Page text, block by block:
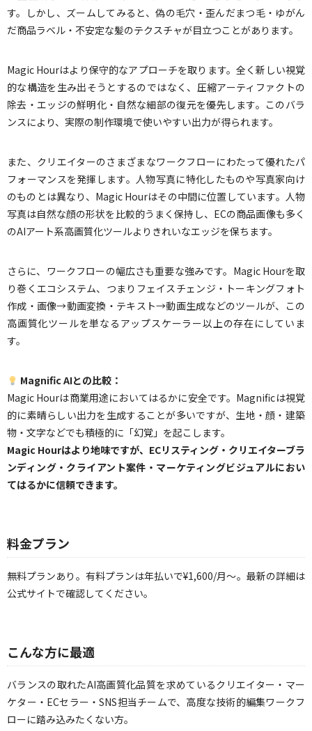
す。しかし、ズームしてみると、偽の毛穴・歪んだまつ毛・ゆがん
だ商品ラベル・不安定な髪のテクスチャが目立つことがあります。
Magic Hourはより保守的なアプローチを取ります。全く新しい視覚
的な構造を生み出そうとするのではなく、圧縮アーティファクトの
除去・エッジの鮮明化・自然な細部の復元を優先します。このバラ
ンスにより、実際の制作環境で使いやすい出力が得られます。
また、クリエイターのさまざまなワークフローにわたって優れたパ
フォーマンスを発揮します。人物写真に特化したものや写真家向け
のものとは異なり、Magic Hourはその中間に位置しています。人物
写真は自然な顔の形状を比較的うまく保持し、ECの商品画像も多く
のAIアート系高画質化ツールよりきれいなエッジを保ちます。
さらに、ワークフローの幅広さも重要な強みです。Magic Hourを取
り巻くエコシステム、つまりフェイスチェンジ・トーキングフォト
作成・画像→動画変換・テキスト→動画生成などのツールが、この
高画質化ツールを単なるアップスケーラー以上の存在にしていま
す。
Magnific AIとの比較：
Magic Hourは商業用途においてはるかに安全です。Magnificは視覚
的に素晴らしい出力を生成することが多いですが、生地・顔・建築
物・文字などでも積極的に「幻覚」を起こします。
Magic Hourはより地味ですが、ECリスティング・クリエイターブラ
ンディング・クライアント案件・マーケティングビジュアルにおい
てはるかに信頼できます。
料金プラン
無料プランあり。有料プランは年払いで¥1,600/月〜。最新の詳細は
公式サイトで確認してください。
こんな方に最適
バランスの取れたAI高画質化品質を求めているクリエイター・マー
ケター・ECセラー・SNS担当チームで、高度な技術的編集ワークフ
ローに踏み込みたくない方。